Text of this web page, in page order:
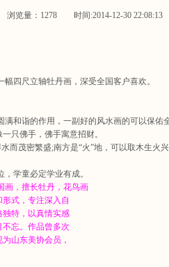
浏览量： 1278 时间:2014-12-30 22:08:13
四尺立轴牡丹画，深受全国客户喜欢。
和诣的作用，一副好的风水画的可以保佑
只佛手，佛手寓意招财。
茂密繁盛;南方是“火”地，可以取木生火
学童必定学业有成。
画，擅长牡丹，花鸟画
式，专注深入自
特，以真情实感
忘。作品曾多次
山东美协会员，